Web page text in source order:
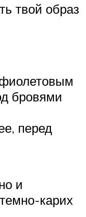
твой образ
бровями
перед
и
карих